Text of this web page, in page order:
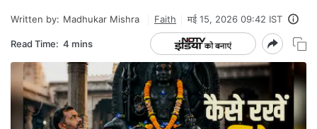
Written by: Madhukar Mishra Faith मई 15, 2026 09:42 IST
Read Time: 4 mins